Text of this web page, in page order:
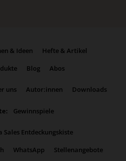
& Ideen
Hefte & Artikel
Blog Abos
uns Autor:innen Downloads
Gewinnspiele
Sales Entdeckungskiste
WhatsApp
Stellenangebote